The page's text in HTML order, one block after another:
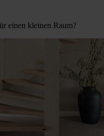
einen kleinen Raum?